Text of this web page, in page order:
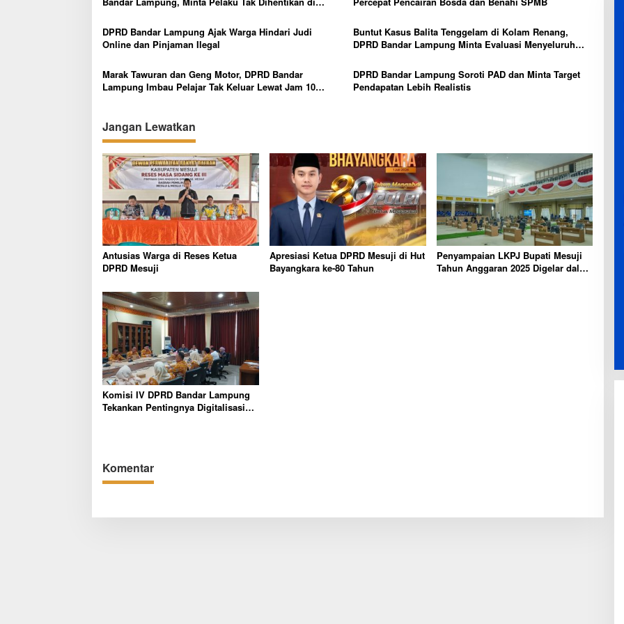
DPRD Bandar Lampung Ajak Warga Hindari Judi
Online dan Pinjaman Ilegal
Buntut Kasus Balita Tenggelam di Kolam Renang,
DPRD Bandar Lampung Minta Evaluasi Menyeluruh
Marak Tawuran dan Geng Motor, DPRD Bandar
Lampung Imbau Pelajar Tak Keluar Lewat Jam 10
DPRD Bandar Lampung Soroti PAD dan Minta Target
Pendapatan Lebih Realistis
Jangan Lewatkan
Antusias Warga di Reses Ketua
DPRD Mesuji
Apresiasi Ketua DPRD Mesuji di Hut
Bayangkara ke-80 Tahun
Penyampaian LKPJ Bupati Mesuji
Tahun Anggaran 2025 Digelar dalam
Komisi IV DPRD Bandar Lampung
Tekankan Pentingnya Digitalisasi
Komentar